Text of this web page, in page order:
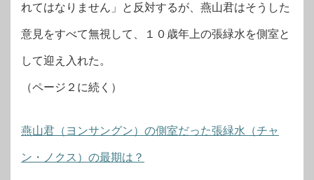
れてはなりません」と反対するが、燕山君はそうした
意見をすべて無視して、１０歳年上の張緑水を側室と
して迎え入れた。
（ページ２に続く）
燕山君（ヨンサングン）の側室だった張緑水（チャ
ン・ノクス）の最期は？